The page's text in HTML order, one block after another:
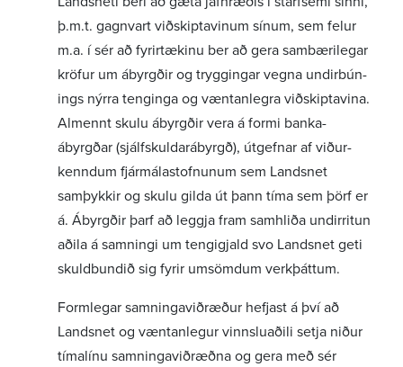
þ.m.t. gagn­vart viðskipta­vinum sínum, sem felur
m.a. í sér að fyrir­tækinu ber að gera sambæri­legar
kröfur um ábyrgðir og trygg­ingar vegna undir­bún­
ings nýrra teng­inga og vænt­an­legra viðskipta­vina.
Almennt skulu ábyrgðir vera á formi banka­
ábyrgðar (sjálf­skuld­arábyrgð), útgefnar af viður­
kenndum fjár­mála­stofn­unum sem Landsnet
samþykkir og skulu gilda út þann tíma sem þörf er
á. Ábyrgðir þarf að leggja fram samhliða undir­ritun
aðila á samn­ingi um tengigjald svo Landsnet geti
skuld­bundið sig fyrir umsömdum verk­þáttum.
Form­legar samn­inga­við­ræður hefjast á því að
Landsnet og vænt­an­legur vinnslu­aðili setja niður
tíma­línu samn­inga­við­ræðna og gera með sér